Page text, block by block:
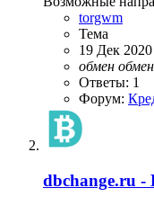
torgwm
Тема
19 Дек 2020
обмен обмен
Ответы: 1
Форум:
dbchange.ru